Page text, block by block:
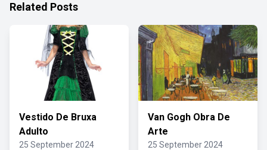
Related Posts
Vestido De Bruxa
Adulto
25 September 2024
Van Gogh Obra De
Arte
25 September 2024